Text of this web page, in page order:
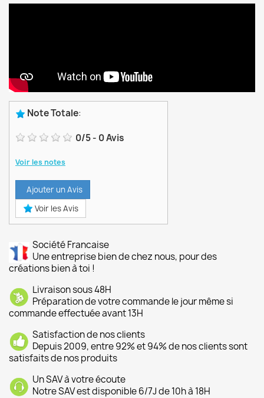
Note Totale:
0/5- 0Avis
Voir les notes
Ajouter un Avis
Voir les Avis
Société Francaise
Une entreprise bien de chez nous, pour des
créations bien à toi !
Livraison sous 48H
Préparation de votre commande le jour même si
commande effectuée avant 13H
Satisfaction de nos clients
Depuis 2009, entre 92% et 94% de nos clients sont
satisfaits de nos produits
Un SAV à votre écoute
Notre SAV est disponible 6/7J de 10h à 18H